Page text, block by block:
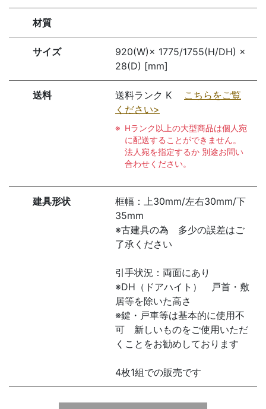
材質
サイズ
920(W)× 1775/1755(H/DH) ×
28(D) [mm]
送料 送料ランク K こちらをご覧
ください>
Hランク以上の大型商品は個人宛
に配送することができません。
法人宛を指定するか 別途お問い
合わせください。
建具形状
框幅：上30mm/左右30mm/下
35mm
※古建具の為 多少の誤差はご
了承ください
引手状況：両面にあり
※DH（ドアハイト） 戸首・敷
居等を除いた高さ
※鍵・戸車等は基本的に使用不
可 新しいものをご使用いただ
くことをお勧めしております
4枚1組での販売です